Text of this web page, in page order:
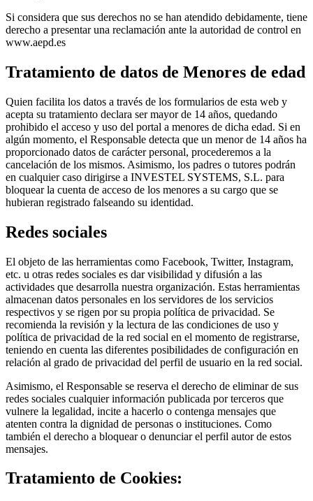
Si considera que sus derechos no se han atendido debidamente, tiene
derecho a presentar una reclamación ante la autoridad de control en
www.aepd.es
Tratamiento de datos de Menores de edad
Quien facilita los datos a través de los formularios de esta web y
acepta su tratamiento declara ser mayor de 14 años, quedando
prohibido el acceso y uso del portal a menores de dicha edad. Si en
algún momento, el Responsable detecta que un menor de 14 años ha
proporcionado datos de carácter personal, procederemos a la
cancelación de los mismos. Asimismo, los padres o tutores podrán
en cualquier caso dirigirse a INVESTEL SYSTEMS, S.L. para
bloquear la cuenta de acceso de los menores a su cargo que se
hubieran registrado falseando su identidad.
Redes sociales
El objeto de las herramientas como Facebook, Twitter, Instagram,
etc. u otras redes sociales es dar visibilidad y difusión a las
actividades que desarrolla nuestra organización. Estas herramientas
almacenan datos personales en los servidores de los servicios
respectivos y se rigen por su propia política de privacidad. Se
recomienda la revisión y la lectura de las condiciones de uso y
política de privacidad de la red social en el momento de registrarse,
teniendo en cuenta las diferentes posibilidades de configuración en
relación al grado de privacidad del perfil de usuario en la red social.
Asimismo, el Responsable se reserva el derecho de eliminar de sus
redes sociales cualquier información publicada por terceros que
vulnere la legalidad, incite a hacerlo o contenga mensajes que
atenten contra la dignidad de personas o instituciones. Como
también el derecho a bloquear o denunciar el perfil autor de estos
mensajes.
Tratamiento de Cookies: